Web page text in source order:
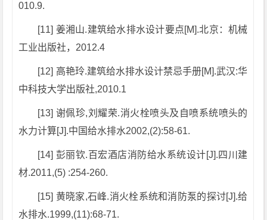
010.9.
[11] 姜湘山.建筑给水排水设计要点[M].北京：机械
工业出版社，2012.4
[12] 高艳玲.建筑给水排水设计禁忌手册[M].武汉:华
中科技大学出版社,2010.1
[13] 谢佩珍,刘耀荣.消火栓喷头及自喷系统喷头的
水力计算[J].中国给水排水2002,(2):58-61.
[14] 彭丽钦.百宏酒店消防给水系统设计[J].四川建
材.2011,(5) :254-260.
[15] 黄晓家,石峰.消火栓系统和消防泵的探讨[J].给
水排水.1999,(11):68-71.